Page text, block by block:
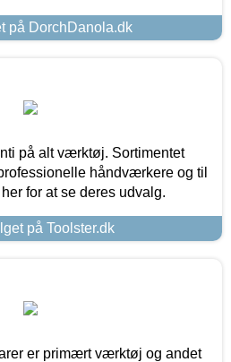
på DorchDanola.dk
på alt værktøj. Sortimentet
håndværkere og til
for at se deres udvalg.
på Toolster.dk
er primært værktøj og andet